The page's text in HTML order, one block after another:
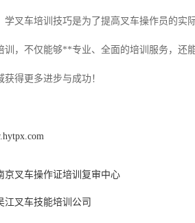
学叉车培训技巧是为了提高叉车操作员的实
训，不仅能够**专业、全面的培训服务，还
获得更多进步与成功！
京叉车操作证培训复审中心
江叉车技能培训公司